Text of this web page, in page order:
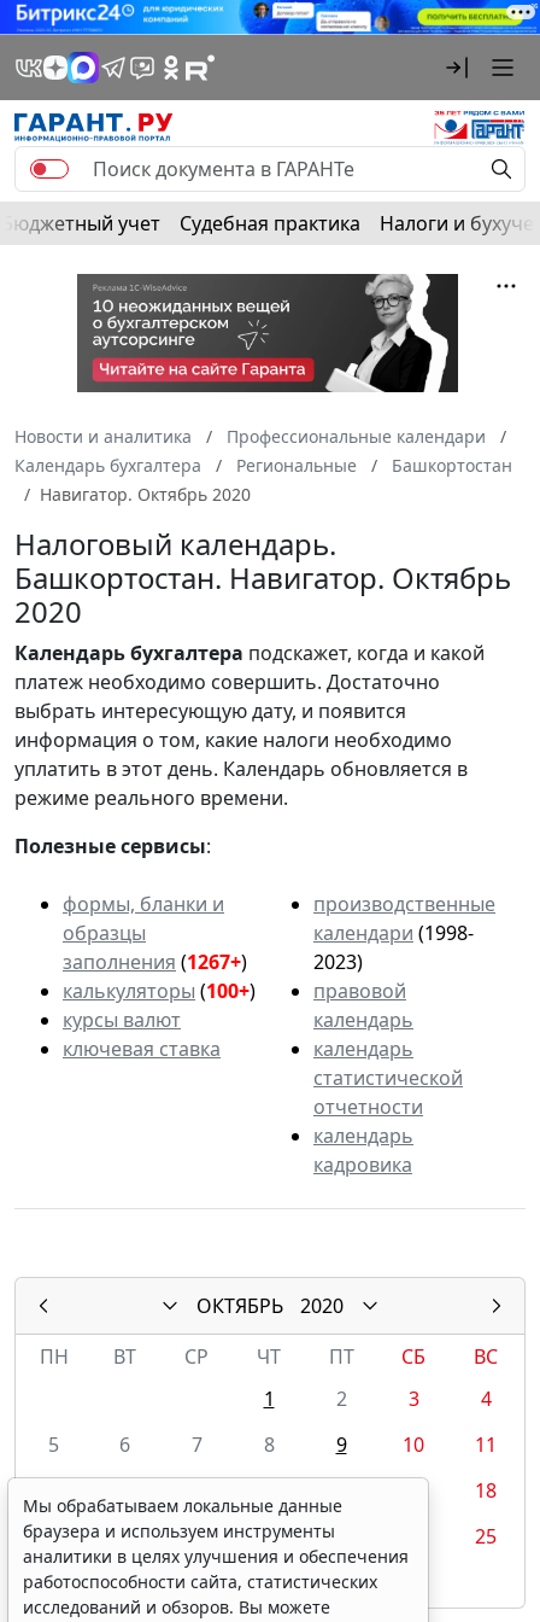
Бюджетный учет Судебная практика Налоги и
Новости и аналитика
Профессиональные календари
Календарь бухгалтера
Региональные
Башкортостан
Навигатор. Октябрь 2020
Налоговый календарь.
Башкортостан. Навигатор. Октябрь
2020
Календарьбухгалтера подскажет, когда и какой
платеж необходимо совершить. Достаточно
выбрать интересующую дату, и появится
информация о том, какие налоги необходимо
уплатить в этот день. Календарь обновляется в
режиме реального времени.
Полезные сервисы:
формы, бланки и
образцы
заполнения (1267+)
калькуляторы (100+)
курсы валют
ключевая ставка
производственные
календари (1998-
2023)
правовой
календарь
календарь
статистической
отчетности
календарь
кадровика
ОКТЯБРЬ
2020
ПН
ВТ СР ЧТ ПТ СБ
ВС
1
2 3
4
5
6 7 8 9 10
11
18
19
20 21 22 23
25
26
27 28 29 30
Мы обрабатываем локальные данные
браузера и используем инструменты
аналитики в целях улучшения и обеспечения
работоспособности сайта, статистических
исследований и обзоров. Вы можете